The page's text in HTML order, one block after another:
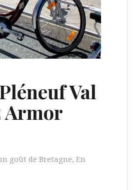
Val
Armor
goût de Bretagne, En